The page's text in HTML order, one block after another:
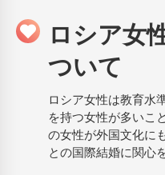
ロシア女
ついて
ロシア女性は教育水
を持つ女性が多いこ
の女性が外国文化に
との国際結婚に関心